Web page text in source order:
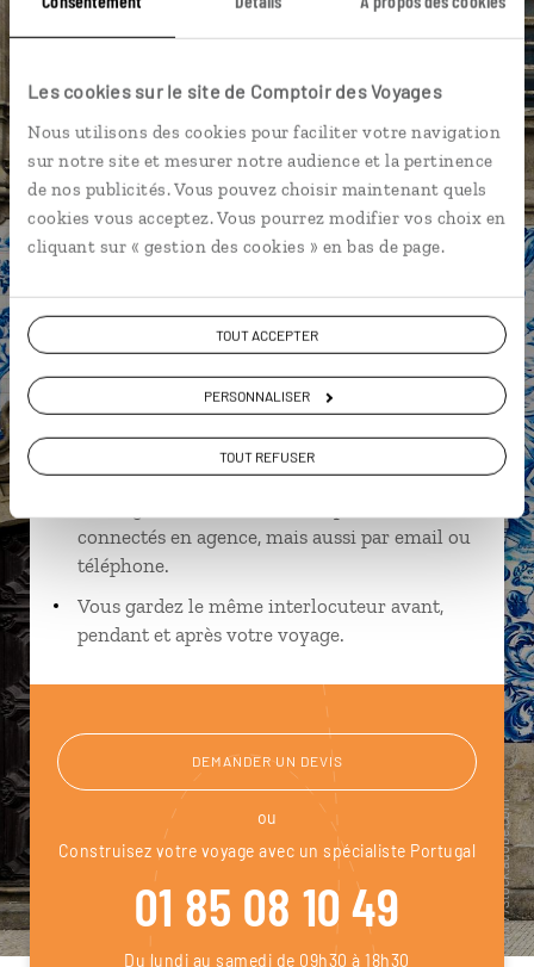
Les cookies sur le site de Comptoir des Voyages
Nous utilisons des cookies pour faciliter votre navigation
sur notre site et mesurer notre audience et la pertinence
de nos publicités. Vous pouvez choisir maintenant quels
cookies vous acceptez. Vous pourrez modifier vos choix en
cliquant sur « gestion des cookies » en bas de page.
TOUT ACCEPTER
PERSONNALISER
TOUT REFUSER
Azulejos Porto Quartier Foz de Douro
Batalha Fado Miradouros Albufeira
Algarve Cabo de Sao Vicente Pasteis de Nata
Ambre,
spécialiste Portugal
Suivez vos envies et demandez conseils à nos
spécialistes
Ils sauront organiser votre itinéraire au plus
près de vos envies et de la réalité du pays.
connectés en agence, mais aussi par email ou
téléphone.
Vous gardez le même interlocuteur avant,
pendant et après votre voyage.
DEMANDER UN DEVIS
ou
Construisez votre voyage avec un spécialiste Portugal
01 85 08 10 49
Du lundi au samedi de 09h30 à 18h30